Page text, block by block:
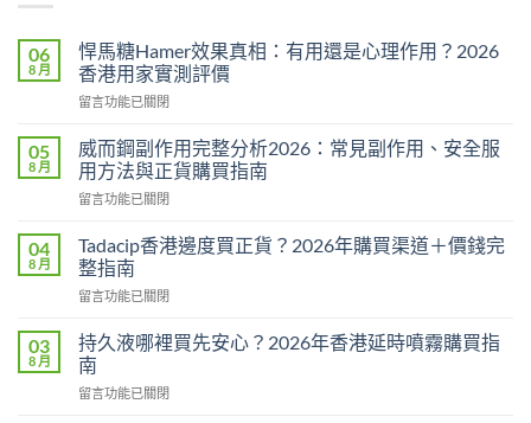
06
8 月
悍馬糖Hamer效果真相：有用還是心理作用？2026
香港用家實測評價
在
馬
糖
Hamer
效
真
相：
用
是
心
作
留言功能已關閉
05
8 月
威而鋼副作用完整分析2026：常見副作用、安全服
用方法與正貨購買指南
在
而
鋼
副
作
完
整
分
析
留言功能已關閉
04
8 月
Tadacip香港邊度買正貨？2026年購買渠道＋價錢完
整指南
在
香
港
邊
度
留言功能已關閉
03
8 月
持久液哪裡買先安心？2026年香港延時噴霧購買指
南
在
留言功能已關閉